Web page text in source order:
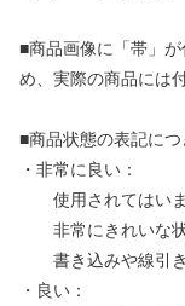
■商品画像に「帯」
め、実際の商品には
■商品状態の表記につ
・非常に良い：
使用されてはいま
非常にきれいな状
書き込みや線引き
・良い：